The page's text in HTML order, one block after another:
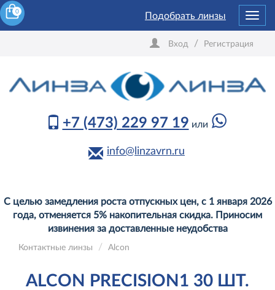
Вход / Регистрация
+7 (473) 229 97 19 или
info@linzavrn.ru
0
С целью замедления роста отпускных цен, с 1 января 2026
года, отменяется 5% накопительная скидка. Приносим
извинения за доставленные неудобства
Контактные линзы Alcon
Подобрать линзы
ALCON PRECISION1 30 ШТ.